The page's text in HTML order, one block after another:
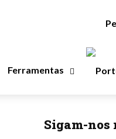
Ferramentas
Sigam-nos